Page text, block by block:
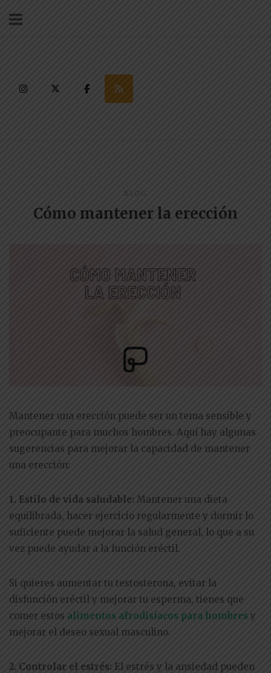
BLOG
Cómo mantener la erección
Mantener una erección puede ser un tema sensible y
preocupante para muchos hombres. Aquí hay algunas
sugerencias para mejorar la capacidad de mantener
una erección:
1. Estilo de vida saludable: Mantener una dieta
equilibrada, hacer ejercicio regularmente y dormir lo
suficiente puede mejorar la salud general, lo que a su
vez puede ayudar a la función eréctil.
Si quieres aumentar tu testosterona, evitar la
disfunción eréctil y mejorar tu esperma, tienes que
comer estos alimentos afrodisíacos para hombres y
mejorar el deseo sexual masculino.
2. Controlar el estrés: El estrés y la ansiedad pueden